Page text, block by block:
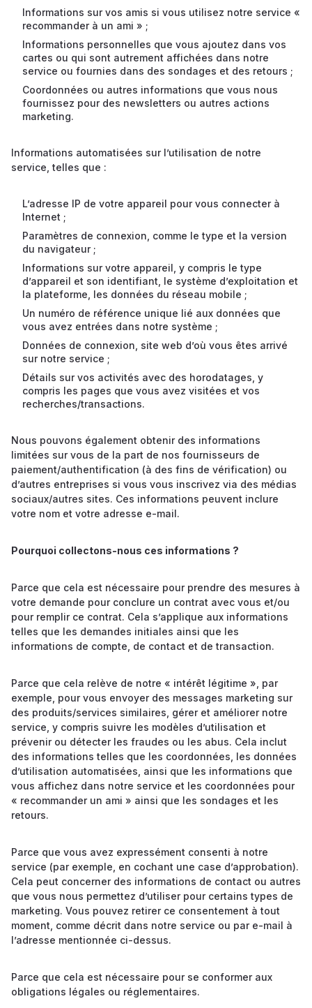
Informations sur vos amis si vous utilisez notre service «
recommander à un ami » ;
Informations personnelles que vous ajoutez dans vos
cartes ou qui sont autrement affichées dans notre
service ou fournies dans des sondages et des retours ;
Coordonnées ou autres informations que vous nous
fournissez pour des newsletters ou autres actions
marketing.
Informations automatisées sur l’utilisation de notre
service, telles que :
L’adresse IP de votre appareil pour vous connecter à
Internet ;
Paramètres de connexion, comme le type et la version
du navigateur ;
Informations sur votre appareil, y compris le type
d’appareil et son identifiant, le système d’exploitation et
la plateforme, les données du réseau mobile ;
Un numéro de référence unique lié aux données que
vous avez entrées dans notre système ;
Données de connexion, site web d’où vous êtes arrivé
sur notre service ;
Détails sur vos activités avec des horodatages, y
compris les pages que vous avez visitées et vos
recherches/transactions.
Nous pouvons également obtenir des informations
limitées sur vous de la part de nos fournisseurs de
paiement/authentification (à des fins de vérification) ou
d’autres entreprises si vous vous inscrivez via des médias
sociaux/autres sites. Ces informations peuvent inclure
votre nom et votre adresse e-mail.
Pourquoi collectons-nous ces informations ?
Parce que cela est nécessaire pour prendre des mesures à
votre demande pour conclure un contrat avec vous et/ou
pour remplir ce contrat. Cela s’applique aux informations
telles que les demandes initiales ainsi que les
informations de compte, de contact et de transaction.
Parce que cela relève de notre « intérêt légitime », par
exemple, pour vous envoyer des messages marketing sur
des produits/services similaires, gérer et améliorer notre
service, y compris suivre les modèles d’utilisation et
prévenir ou détecter les fraudes ou les abus. Cela inclut
des informations telles que les coordonnées, les données
d’utilisation automatisées, ainsi que les informations que
vous affichez dans notre service et les coordonnées pour
« recommander un ami » ainsi que les sondages et les
retours.
Parce que vous avez expressément consenti à notre
service (par exemple, en cochant une case d’approbation).
Cela peut concerner des informations de contact ou autres
que vous nous permettez d’utiliser pour certains types de
marketing. Vous pouvez retirer ce consentement à tout
moment, comme décrit dans notre service ou par e-mail à
l’adresse mentionnée ci-dessus.
Parce que cela est nécessaire pour se conformer aux
obligations légales ou réglementaires.